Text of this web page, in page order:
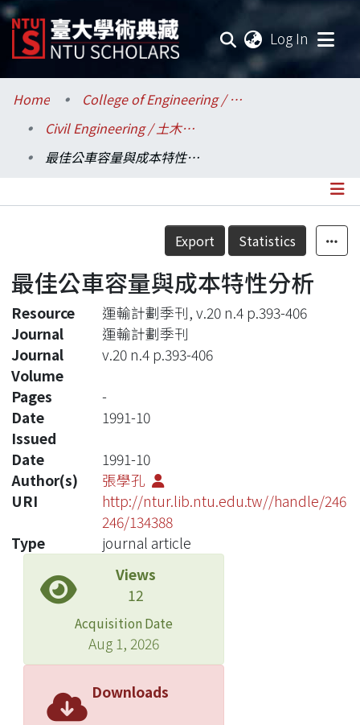
Log In
Communities & Collections
Research Outputs
Statistics
Home
College of Engineering / 工學院
Civil Engineering / 土木工程學系
最佳公車容量與成本特性分析
Details
Export Statistics
最佳公車容量與成本特性分析
Resource
運輸計劃季刊, v.20 n.4 p.393-406
Journal
運輸計劃季刊
Journal
Volume
v.20 n.4 p.393-406
Pages
-
Date
Issued
1991-10
Date
1991-10
Author(s)
張學孔
URI
http://ntur.lib.ntu.edu.tw//handle/246
246/134388
Type
journal article
Views
12
Acquisition Date
Aug 1, 2026
Downloads